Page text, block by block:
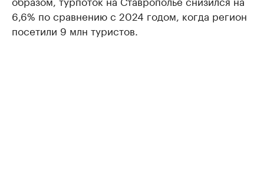
6,6% по сравнению с 2024 годом, когда регион
посетили 9 млн туристов.